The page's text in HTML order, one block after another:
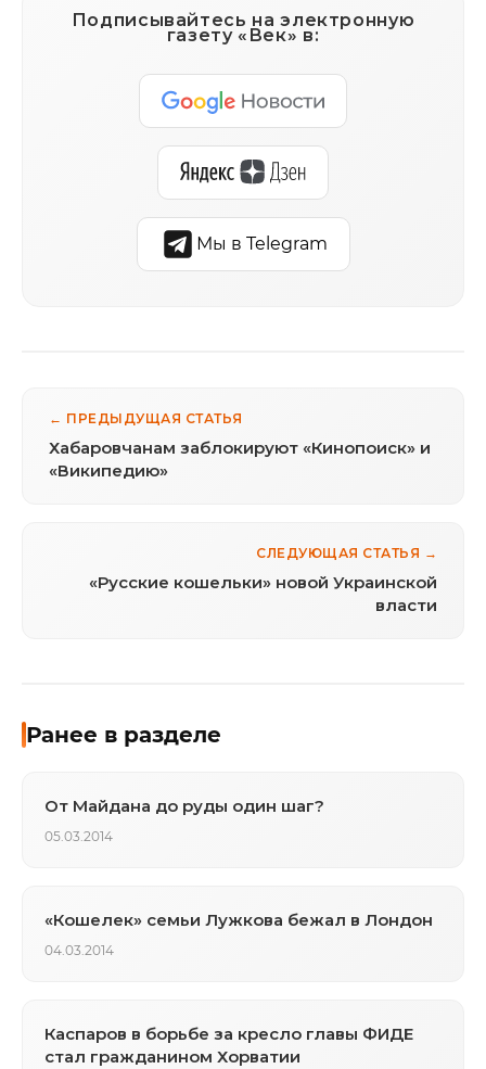
Подписывайтесь на электронную
газету «Век» в:
Мы в Telegram
← ПРЕДЫДУЩАЯ СТАТЬЯ
Хабаровчанам заблокируют «Кинопоиск» и
«Википедию»
СЛЕДУЮЩАЯ СТАТЬЯ →
«Русские кошельки» новой Украинской
власти
Ранее в разделе
От Майдана до руды один шаг?
05.03.2014
«Кошелек» семьи Лужкова бежал в Лондон
04.03.2014
Каспаров в борьбе за кресло главы ФИДЕ
стал гражданином Хорватии